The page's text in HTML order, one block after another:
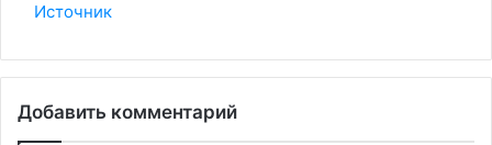
Источник
Добавить комментарий